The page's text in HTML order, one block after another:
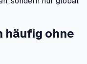
häufig ohne